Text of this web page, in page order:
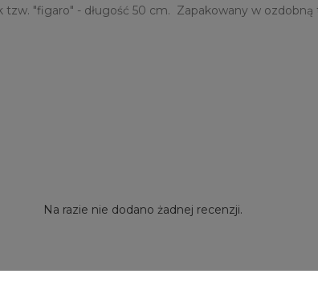
"figaro" - długość 50 cm. Zapakowany w ozdobną
Na razie nie dodano żadnej recenzji.